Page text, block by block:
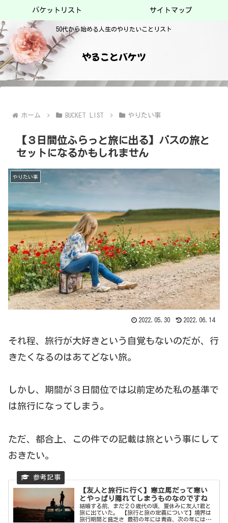
50代から始める人生のやりたいことリスト
やることバケツ
バケットリスト サイトマップ
ホーム BUCKET LIST やりたい事
【３日間位ふらっと旅に出る】バスの旅と
セットになるかもしれません
やりたい事
2022.05.30 2022.06.14
それ程、旅行が大好きという自覚もないのだが、行
きたくなるのはあてどない旅。
しかし、期間が３日間位では以前定めた私の基準で
は旅行になってしまう。
ただ、都合上、この件での記載は旅という事にして
おきたい。
【友人と旅行に行く】寒立馬だって寒い
とやっぱり隠れてしまうものなのですね
結婚する前、まだ２０歳代の頃、夏休みに友人T君と
旅に出ていた。 【旅行と旅の定義について】境界は
旅行期間と貧乏さ 最初の年には青森、次の年には北